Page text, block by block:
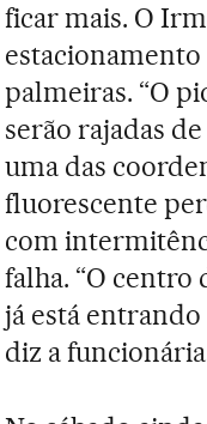
ficar mais. O
estacionamento
palmeiras. “O
serão rajadas
uma das
fluorescente
com
falha. “O centro
já está entrando
diz a